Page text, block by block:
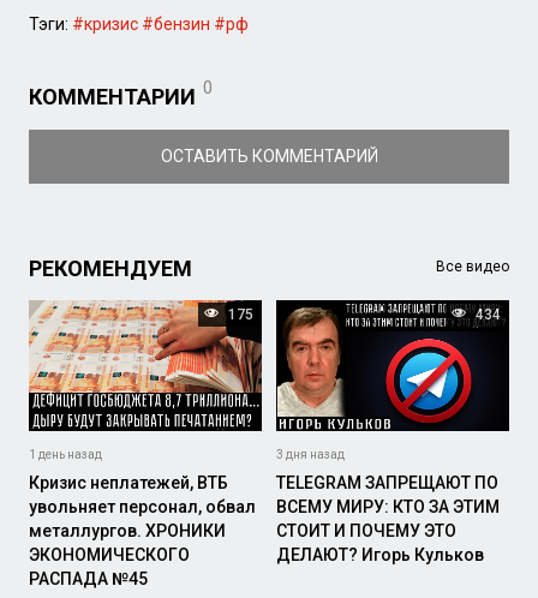
Тэги: #кризис #бензин #рф
КОММЕНТАРИИ 0
ОСТАВИТЬ КОММЕНТАРИЙ
РЕКОМЕНДУЕМ Все видео
175
1 день назад
Кризис неплатежей, ВТБ
увольняет персонал, обвал
металлургов. ХРОНИКИ
ЭКОНОМИЧЕСКОГО
РАСПАДА №45
434
3 дня назад
TELEGRAM ЗАПРЕЩАЮТ ПО
ВСЕМУ МИРУ: КТО ЗА ЭТИМ
СТОИТ И ПОЧЕМУ ЭТО
ДЕЛАЮТ? Игорь Кульков